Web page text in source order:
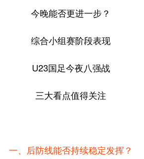
今晚能否更进一步？
综合小组赛阶段表现
U23国足今夜八强战
三大看点值得关注
一、后防线能否持续稳定发挥？